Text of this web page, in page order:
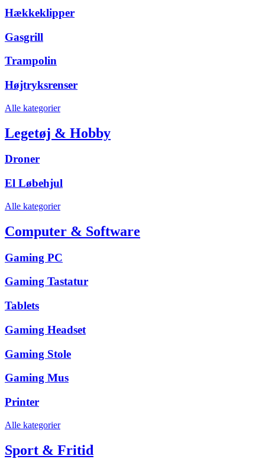
Hækkeklipper
Gasgrill
Trampolin
Højtryksrenser
Alle kategorier
Legetøj & Hobby
Droner
El Løbehjul
Alle kategorier
Computer & Software
Gaming PC
Gaming Tastatur
Tablets
Gaming Headset
Gaming Stole
Gaming Mus
Printer
Alle kategorier
Sport & Fritid